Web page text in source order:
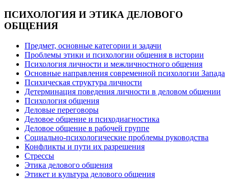
ПСИХОЛОГИЯ И ЭТИКА ДЕЛОВОГО
ОБЩЕНИЯ
Предмет, основные категории и задачи
Проблемы этики и психологии общения в истории
Психология личности и межличностного общения
Основные направления современной психологии Запада
Психическая структура личности
Детерминация поведения личности в деловом общении
Психология общения
Деловые переговоры
Деловое общение и психодиагностика
Деловое общение в рабочей группе
Cоциально-психологические проблемы руководства
Конфликты и пути их разрешения
Стрессы
Этика делового общения
Этикет и культура делового общения